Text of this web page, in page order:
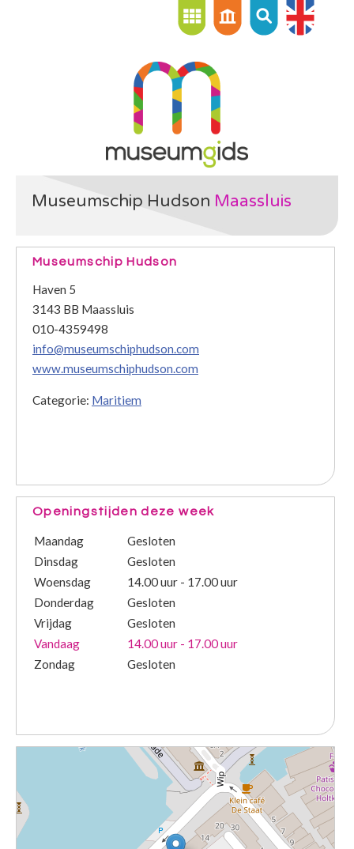
Museumschip Hudson Maassluis
Museumschip Hudson
Haven 5
3143 BB Maassluis
010-4359498
info@museumschiphudson.com
www.museumschiphudson.com
Categorie: Maritiem
Openingstijden deze week
Maandag
Gesloten
Dinsdag
Gesloten
Woensdag
14.00 uur - 17.00 uur
Donderdag
Gesloten
Vrijdag
Gesloten
Vandaag
14.00 uur - 17.00 uur
Zondag
Gesloten